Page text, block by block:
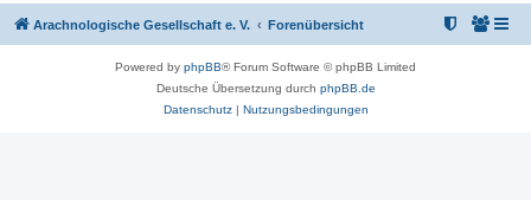
Arachnologische Gesellschaft e. V. Forenübersicht
Powered by phpBB® Forum Software © phpBB Limited
Deutsche Übersetzung durch phpBB.de
Datenschutz| Nutzungsbedingungen